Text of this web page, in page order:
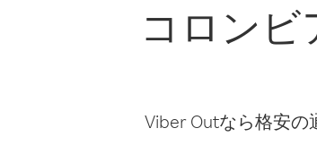
コロン
Viber Outなら格安